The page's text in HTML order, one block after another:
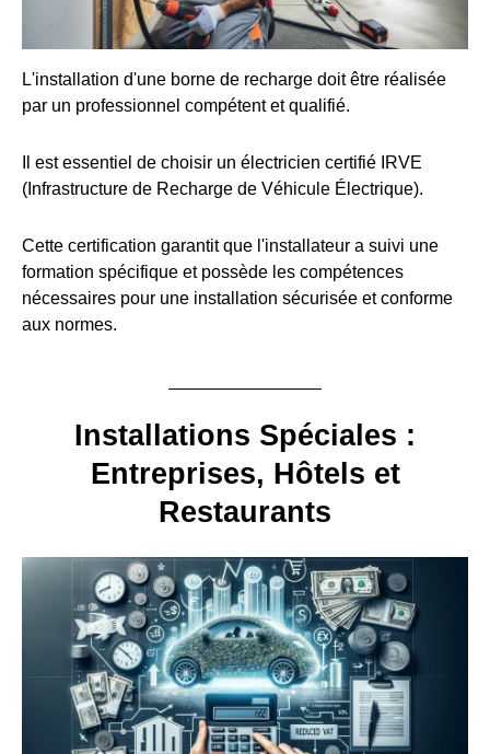
L'installation d'une borne de recharge doit être réalisée
par un professionnel compétent et qualifié.
Il est essentiel de choisir un électricien certifié IRVE
(Infrastructure de Recharge de Véhicule Électrique).
Cette certification garantit que l'installateur a suivi une
formation spécifique et possède les compétences
nécessaires pour une installation sécurisée et conforme
aux normes.
Installations Spéciales :
Entreprises, Hôtels et
Restaurants